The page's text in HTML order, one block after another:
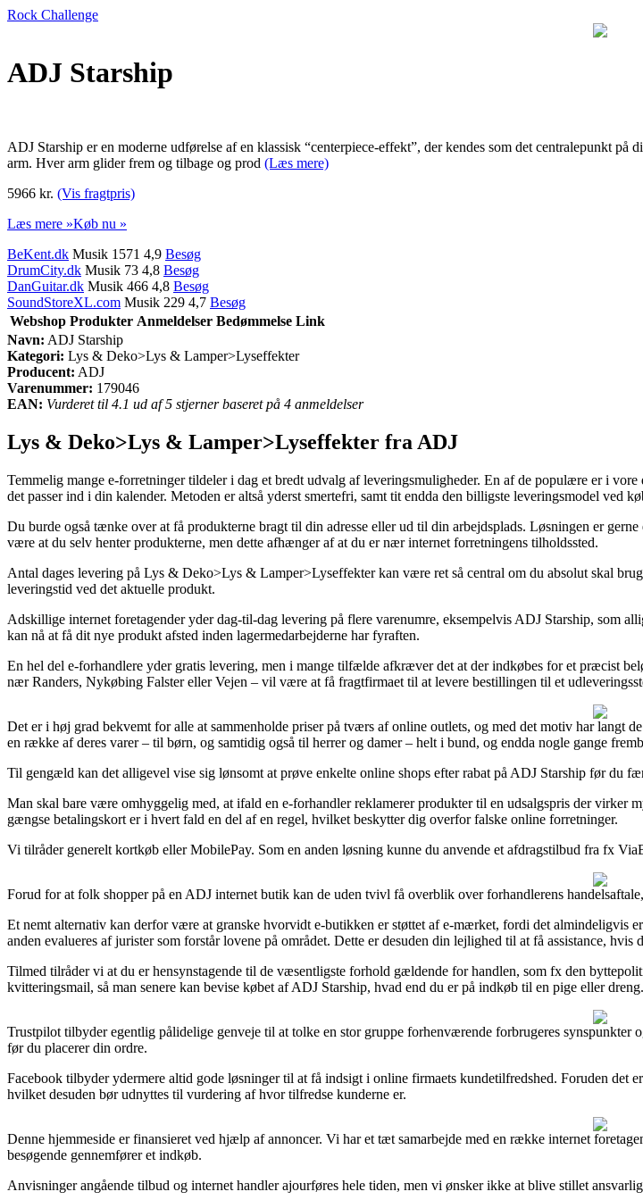
Rock Challenge
ADJ Starship
ADJ Starship er en moderne udførelse af en klassisk “centerpiece-effekt”, der kendes som det centralepunkt
arm. Hver arm glider frem og tilbage og prod (Læs mere)
5966 kr. (Vis fragtpris)
Læs mere »Køb nu »
BeKent.dk Musik 1571 4,9 Besøg
DrumCity.dk Musik 73 4,8 Besøg
DanGuitar.dk Musik 466 4,8 Besøg
SoundStoreXL.com Musik 229 4,7 Besøg
Webshop Produkter Anmeldelser Bedømmelse Link
Navn: ADJ Starship
Kategori: Lys & Deko>Lys & Lamper>Lyseffekter
Producent: ADJ
Varenummer: 179046
EAN: Vurderet til 4.1 ud af 5 stjerner baseret på 4 anmeldelser
Lys & Deko>Lys & Lamper>Lyseffekter fra ADJ
Temmelig mange e-forretninger tildeler i dag et bredt udvalg af leveringsmuligheder. En af de populære er i
det passer ind i din kalender. Metoden er altså yderst smertefri, samt tit endda den billigste leveringsmodel ved
Du burde også tænke over at få produkterne bragt til din adresse eller ud til din arbejdsplads. Løsningen er
være at du selv henter produkterne, men dette afhænger af at du er nær internet forretningens tilholdssted.
Antal dages levering på Lys & Deko>Lys & Lamper>Lyseffekter kan være ret så central om du absolut skal
leveringstid ved det aktuelle produkt.
Adskillige internet foretagender yder dag-til-dag levering på flere varenumre, eksempelvis ADJ Starship, som
kan nå at få dit nye produkt afsted inden lagermedarbejderne har fyraften.
En hel del e-forhandlere yder gratis levering, men i mange tilfælde afkræver det at der indkøbes for et præcist
nær Randers, Nykøbing Falster eller Vejen – vil være at få fragtfirmaet til at levere bestillingen til et
Det er i høj grad bekvemt for alle at sammenholde priser på tværs af online outlets, og med det motiv har langt
en række af deres varer – til børn, og samtidig også til herrer og damer – helt i bund, og endda nogle gange
Til gengæld kan det alligevel vise sig lønsomt at prøve enkelte online shops efter rabat på ADJ Starship før du
Man skal bare være omhyggelig med, at ifald en e-forhandler reklamerer produkter til en udsalgspris der
gængse betalingskort er i hvert fald en del af en regel, hvilket beskytter dig overfor falske online forretninger.
Vi tilråder generelt kortkøb eller MobilePay. Som en anden løsning kunne du anvende et afdragstilbud fra fx
Forud for at folk shopper på en ADJ internet butik kan de uden tvivl få overblik over forhandlerens
Et nemt alternativ kan derfor være at granske hvorvidt e-butikken er støttet af e-mærket, fordi det almindeligvis
anden evalueres af jurister som forstår lovene på området. Dette er desuden din lejlighed til at få assistance,
Tilmed tilråder vi at du er hensynstagende til de væsentligste forhold gældende for handlen, som fx den
kvitteringsmail, så man senere kan bevise købet af ADJ Starship, hvad end du er på indkøb til en pige eller dreng.
Trustpilot tilbyder egentlig pålidelige genveje til at tolke en stor gruppe forhenværende forbrugeres
før du placerer din ordre.
Facebook tilbyder ydermere altid gode løsninger til at få indsigt i online firmaets kundetilfredshed. Foruden det
hvilket desuden bør udnyttes til vurdering af hvor tilfredse kunderne er.
Denne hjemmeside er finansieret ved hjælp af annoncer. Vi har et tæt samarbejde med en række internet
besøgende gennemfører et indkøb.
Anvisninger angående tilbud og internet handler ajourføres hele tiden, men vi ønsker ikke at blive stillet